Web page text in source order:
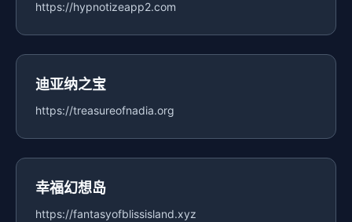
https://hypnotizeapp2.com
迪亚纳之宝
https://treasureofnadia.org
幸福幻想岛
https://fantasyofblissisland.xyz